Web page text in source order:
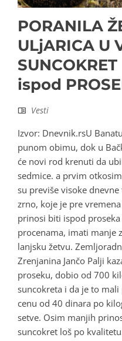
PORANILA
ULjARICA U
ispod
Vesti
Izvor: Dnevnik.rsU
punom obimu, dok u
će novi rod krenuti da
sedmice. a prvim
su previše visoke
zrno, koje je pre
prinosi biti ispod
procenama, imati manje
lanjsku žetvu.
Zrenjanina Jančo Palji
proseku, dobio od 700
suncokreta i da je to
cenu od 40 dinara po
setve. Osim manjih
suncokret loš po